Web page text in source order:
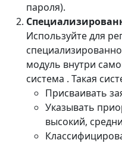
пароля).
Используйте для
модуль внутри
система . Такая
Присваивать
Указывать
высокий,